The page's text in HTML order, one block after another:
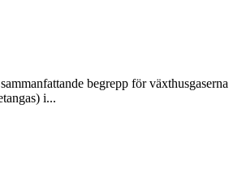
begrepp för växthusgaserna
i...